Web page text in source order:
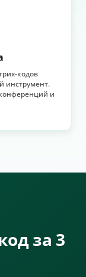
кодов
инструмент.
и
за 3